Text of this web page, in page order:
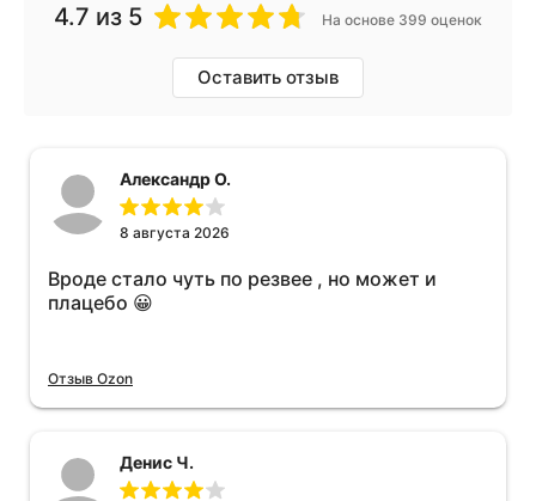
4.7 из 5 На основе 399 оценок
Оставить отзыв
Александр О.
8 августа 2026
Вроде стало чуть по резвее , но может и
плацебо 😀
Отзыв Ozon
Денис Ч.